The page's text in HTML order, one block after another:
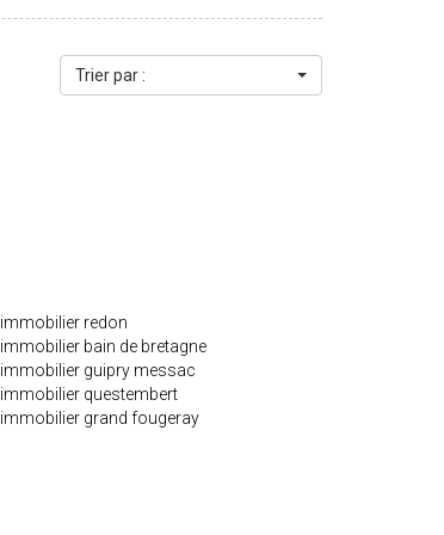
Trier par :
immobilier redon
immobilier bain de bretagne
immobilier guipry messac
immobilier questembert
immobilier grand fougeray